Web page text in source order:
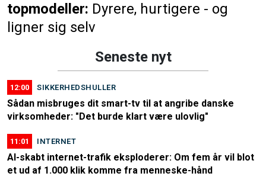
topmodeller: Dyrere, hurtigere - og
ligner sig selv
Seneste nyt
12:00 SIKKERHEDSHULLER
Sådan misbruges dit smart-tv til at angribe danske
virksomheder: "Det burde klart være ulovlig"
11:01 INTERNET
AI-skabt internet-trafik eksploderer: Om fem år vil blot
et ud af 1.000 klik komme fra menneske-hånd